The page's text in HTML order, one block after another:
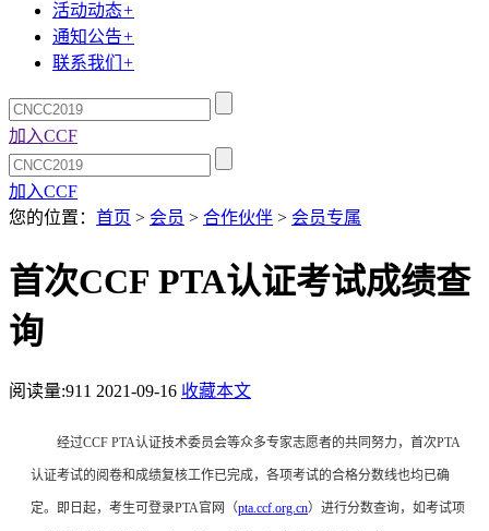
活动动态+
通知公告+
联系我们 +
加入CCF
加入CCF
您的位置： 首页 > 会员 > 合作伙伴 > 会员专属
首次CCF PTA认证考试成绩查
询
阅读量:911 2021-09-16 收藏本文
经过CCF PTA认证技术委员会等众多专家志愿者的共同努力，首次PTA
认证考试的阅卷和成绩复核工作已完成，各项考试的合格分数线也均已确
定。即日起，考生可登录PTA官网（pta.ccf.org.cn）进行分数查询，如考试项